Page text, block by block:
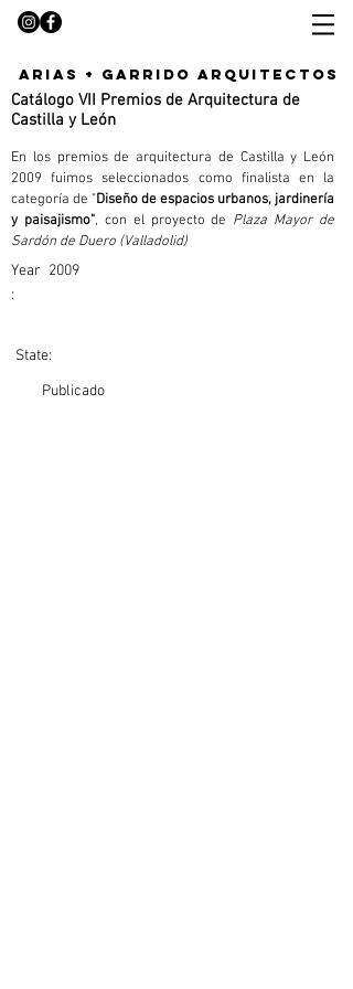
arias + garrido arquitectos
Catálogo VII Premios de Arquitectura de
Castilla y León
En los premios de arquitectura de Castilla y León
2009 fuimos seleccionados como finalista en la
categoría de "Diseño de espacios urbanos, jardinería
y paisajismo", con el proyecto de Plaza Mayor de
Sardón de Duero (Valladolid)
Year
:
2009
State:
Publicado